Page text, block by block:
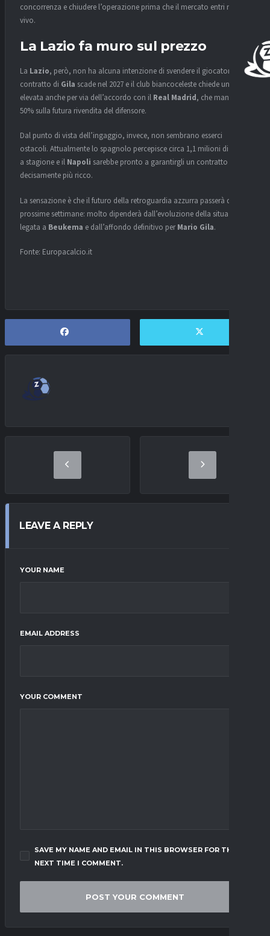
concorrenza e chiudere l’operazione prima che il mercato entri nel
vivo.
La Lazio fa muro sul prezzo
La Lazio, però, non ha alcuna intenzione di svendere il giocatore. Il
contratto di Gila scade nel 2027 e il club biancoceleste chiede una cifra
elevata anche per via dell’accordo con il Real Madrid, che mantiene il
50% sulla futura rivendita del difensore.
Dal punto di vista dell’ingaggio, invece, non sembrano esserci
ostacoli. Attualmente lo spagnolo percepisce circa 1,1 milioni di euro
a stagione e il Napoli sarebbe pronto a garantirgli un contratto
decisamente più ricco.
La sensazione è che il futuro della retroguardia azzurra passerà dalle
prossime settimane: molto dipenderà dall’evoluzione della situazione
legata a Beukema e dall’affondo definitivo perMario Gila.
Fonte: Europacalcio.it
LEAVE A REPLY
YOUR NAME
EMAIL ADDRESS
YOUR COMMENT
SAVE MY NAME AND EMAIL IN THIS BROWSER FOR THE
NEXT TIME I COMMENT.